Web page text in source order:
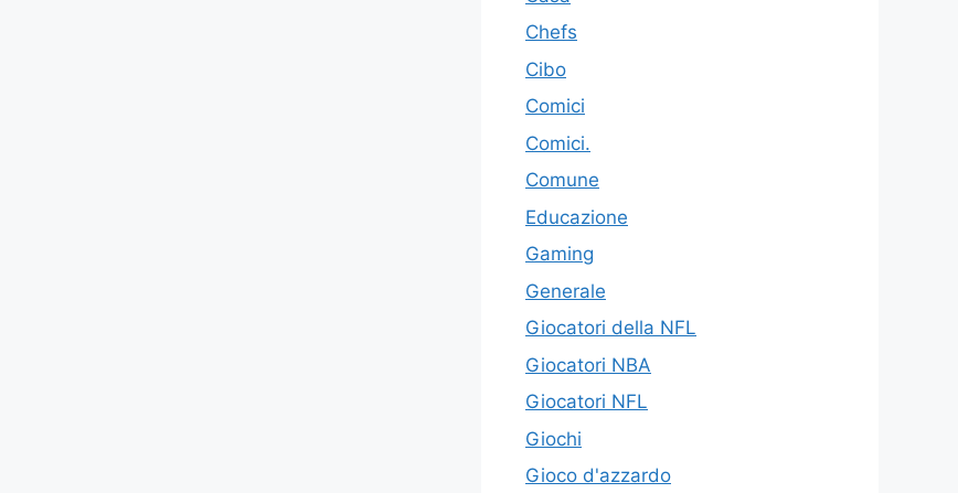
Chefs
Cibo
Comici
Comici.
Comune
Educazione
Gaming
Generale
Giocatori della NFL
Giocatori NBA
Giocatori NFL
Giochi
Gioco d'azzardo